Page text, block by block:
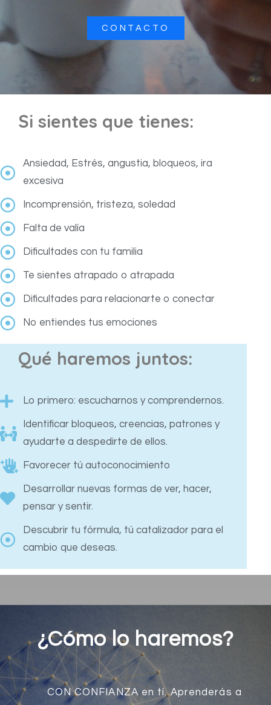
CONTACTO
Si sientes que tienes:
Ansiedad, Estrés, angustia, bloqueos, ira
excesiva
Incomprensión, tristeza, soledad
Falta de valía
Dificultades con tu familia
Te sientes atrapado o atrapada
Dificultades para relacionarte o conectar
No entiendes tus emociones
Qué haremos juntos:
Lo primero: escucharnos y comprendernos.
Identificar bloqueos, creencias, patrones y
ayudarte a despedirte de ellos.
Favorecer tú autoconocimiento
Desarrollar nuevas formas de ver, hacer,
pensar y sentir.
Descubrir tu fórmula, tú catalizador para el
cambio que deseas.
¿Cómo lo haremos?
CON CONFIANZA en tí. Aprenderás a